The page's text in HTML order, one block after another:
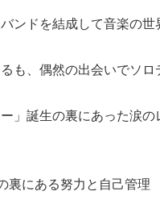
ンドを結成して音楽の世
も、偶然の出会いでソロ
ー」誕生の裏にあった涙の
裏にある努力と自己管理